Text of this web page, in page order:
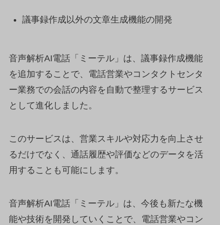
議事録作成以外の文章生成機能の開発
音声解析AI電話「ミーテル」は、議事録作成機能
を追加することで、電話営業やコンタクトセンタ
ー業務での会話の内容を自動で整理するサービス
として進化しました。
このサービスは、営業スキルや対応力を向上させ
るだけでなく、通話履歴や評価などのデータを活
用することも可能にします。
音声解析AI電話「ミーテル」は、今後も新たな機
能や技術を開発していくことで、電話営業やコン